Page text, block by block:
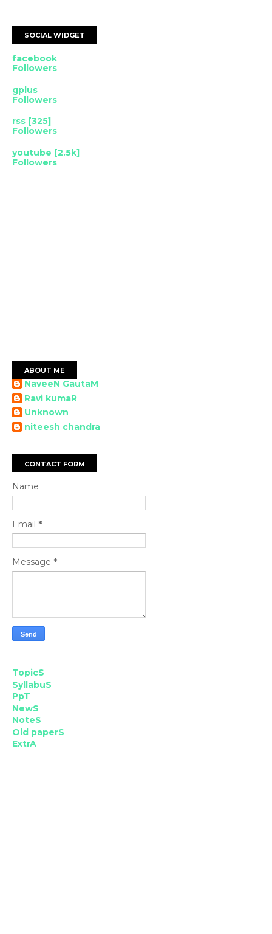
SOCIAL WIDGET
facebook
Followers
gplus
Followers
rss [325]
Followers
youtube [2.5k]
Followers
ABOUT ME
NaveeN GautaM
Ravi kumaR
Unknown
niteesh chandra
CONTACT FORM
Name
Email *
Message *
TopicS
SyllabuS
PpT
NewS
NoteS
Old paperS
ExtrA